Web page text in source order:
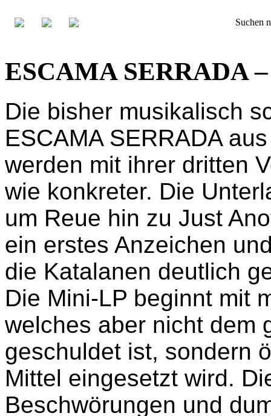
Suchen
ESCAMA SERRADA
Die bisher musikalisch
ESCAMA SERRADA
werden mit ihrer dritten
wie konkreter. Die
um Reue hin zu Just
ein erstes Anzeichen
die Katalanen deutlich
Die Mini-LP beginnt mit
welches aber nicht dem
geschuldet ist, sondern
Mittel eingesetzt wird.
Beschwörungen und